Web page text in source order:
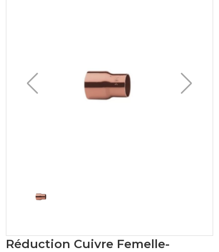
Réduction Cuivre Femelle-